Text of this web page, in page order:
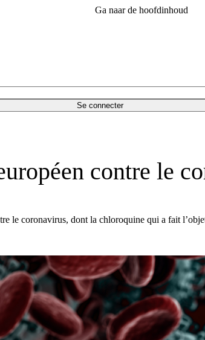
Ga naar de hoofdinhoud
Se connecter
contre le
le coronavirus, dont la chloroquine qui a fait